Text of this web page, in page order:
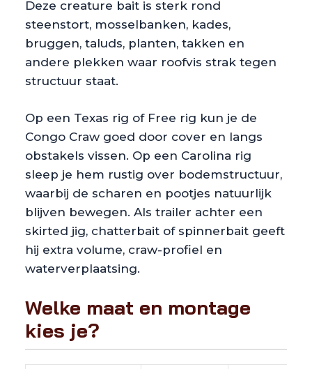
Deze creature bait is sterk rond
steenstort, mosselbanken, kades,
bruggen, taluds, planten, takken en
andere plekken waar roofvis strak tegen
structuur staat.
Op een Texas rig of Free rig kun je de
Congo Craw goed door cover en langs
obstakels vissen. Op een Carolina rig
sleep je hem rustig over bodemstructuur,
waarbij de scharen en pootjes natuurlijk
blijven bewegen. Als trailer achter een
skirted jig, chatterbait of spinnerbait geeft
hij extra volume, craw-profiel en
waterverplaatsing.
Welke maat en montage
kies je?